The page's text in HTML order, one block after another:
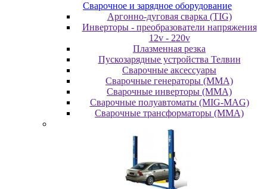
Cвapoчнoe и зарядное оборудование
Аргонно-дуговая сварка (TIG)
Инверторы - преобразователи напряжения
12v - 220v
Плазменная резка
Пускозарядные устройства Телвин
Сварочные аксессуары
Сварочные генераторы (MMA)
Сварочные инверторы (MMA)
Сварочные полуавтоматы (MIG-MAG)
Сварочные трансформаторы (MMA)